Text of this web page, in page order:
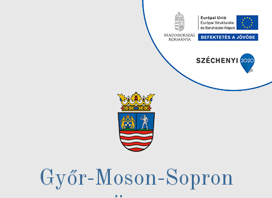
Győr-Moson-Sopron